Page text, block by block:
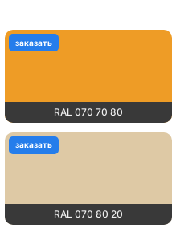
RAL 070 70 80
заказать
RAL 070 80 20
заказать